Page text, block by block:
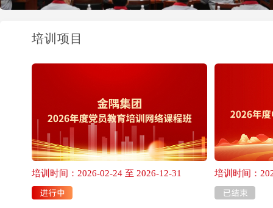
培训项目
培训时间：2026-02-24 至 2026-12-31 培训时间：